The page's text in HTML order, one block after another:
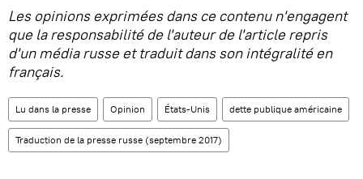
Les opinions exprimées dans ce contenu n'engagent
que la responsabilité de l'auteur de l'article repris
d'un média russe et traduit dans son intégralité en
français.
Lu dans la presse Opinion États-Unis dette publique américaine
Traduction de la presse russe (septembre 2017)